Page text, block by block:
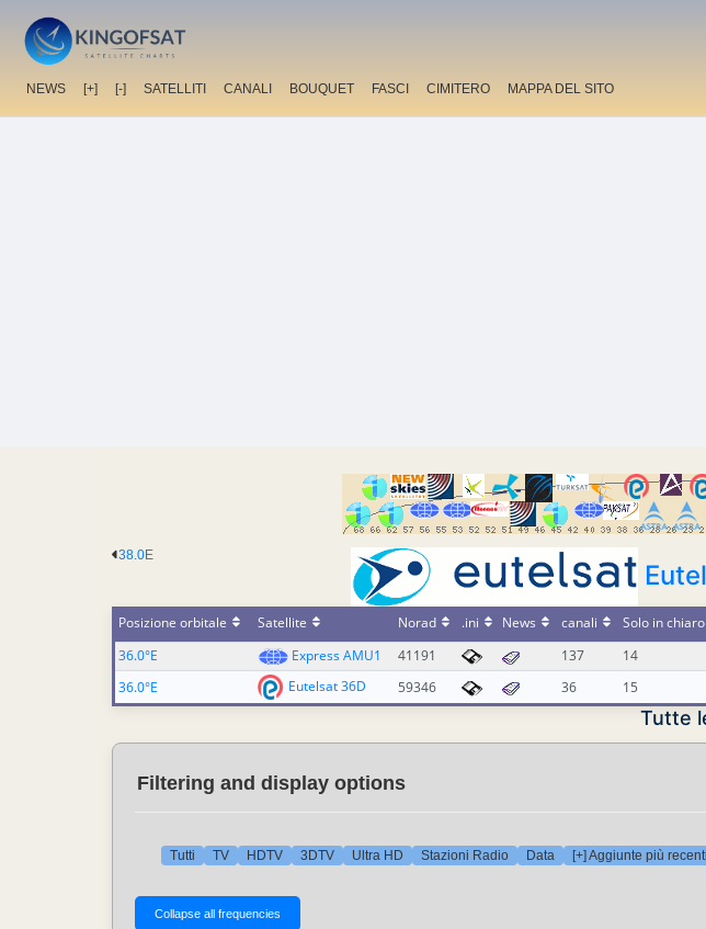
NEWS [+] [-] SATELLITI CANALI BOUQUET FASCI CIMITERO MAPPA DEL SITO
38.0E
Posizione orbitale Satellite Norad .ini News canali Solo in chiaro
36.0°E
Express AMU1 41191 137 14
36.0°E
Eutelsat 36D 59346 36 15
Tutte
Filtering and display options
Tutti TV HDTV 3DTV Ultra HD Stazioni Radio Data [+] Aggiunte più